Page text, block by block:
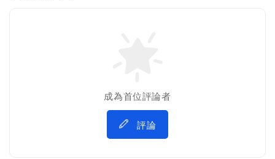
成為首位評論者
評論